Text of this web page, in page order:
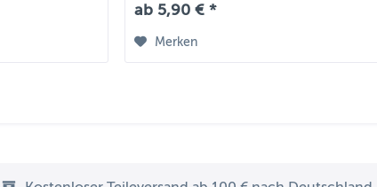
ab 5,90 € *
Merken